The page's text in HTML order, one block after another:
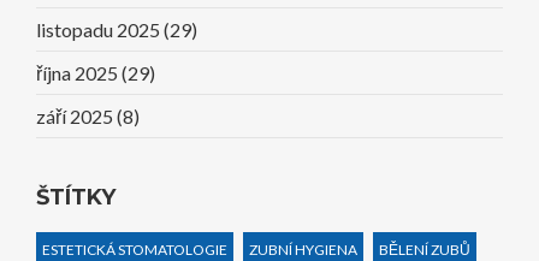
listopadu 2025 (29)
října 2025 (29)
září 2025 (8)
ŠTÍTKY
ESTETICKÁ STOMATOLOGIE ZUBNÍ HYGIENA BĚLENÍ ZUBŮ